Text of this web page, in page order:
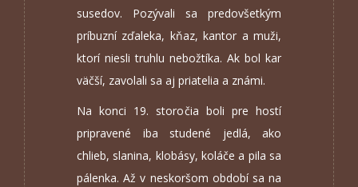
susedov. Pozývali sa predovšetkým
príbuzní zďaleka, kňaz, kantor a muži,
ktorí niesli truhlu nebožtíka. Ak bol kar
väčší, zavolali sa aj priatelia a známi.
Na konci 19. storočia boli pre hostí
pripravené iba studené jedlá, ako
chlieb, slanina, klobásy, koláče a pila sa
pálenka. Až v neskoršom období sa na